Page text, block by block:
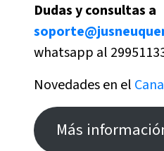
Dudas y consultas a
whatsapp al
Novedades en el
Más